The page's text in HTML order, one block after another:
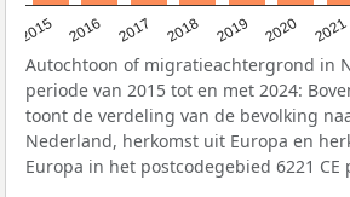
2015 2016 2017 2018 2019 2020 2021
Autochtoon of migratieachtergrond in
periode van 2015 tot en met 2024:
toont de verdeling van de bevolking
Nederland, herkomst uit Europa en
Europa in het postcodegebied 6221 CE